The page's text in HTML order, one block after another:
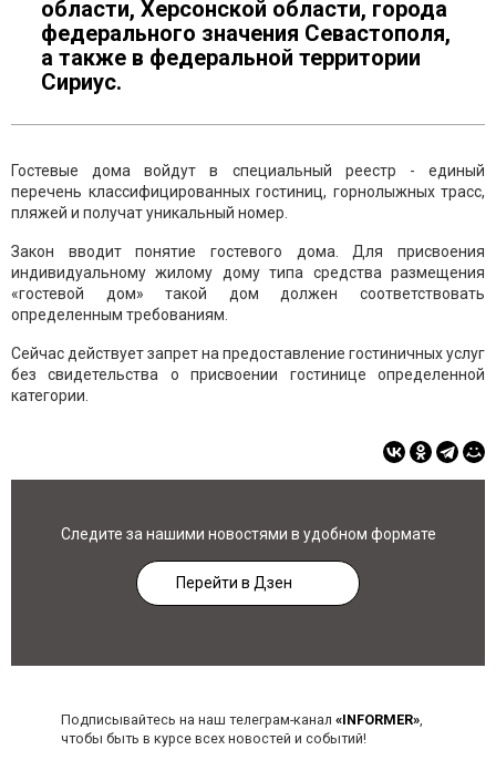
области, Херсонской области, города
федерального значения Севастополя,
а также в федеральной территории
Сириус.
Гостевые дома войдут в специальный реестр - единый
перечень классифицированных гостиниц, горнолыжных трасс,
пляжей и получат уникальный номер.
Закон вводит понятие гостевого дома. Для присвоения
индивидуальному жилому дому типа средства размещения
«гостевой дом» такой дом должен соответствовать
определенным требованиям.
Сейчас действует запрет на предоставление гостиничных услуг
без свидетельства о присвоении гостинице определенной
категории.
Следите за нашими новостями в удобном формате
Перейти в Дзен
Подписывайтесь на наш телеграм-канал «INFORMER»,
чтобы быть в курсе всех новостей и событий!